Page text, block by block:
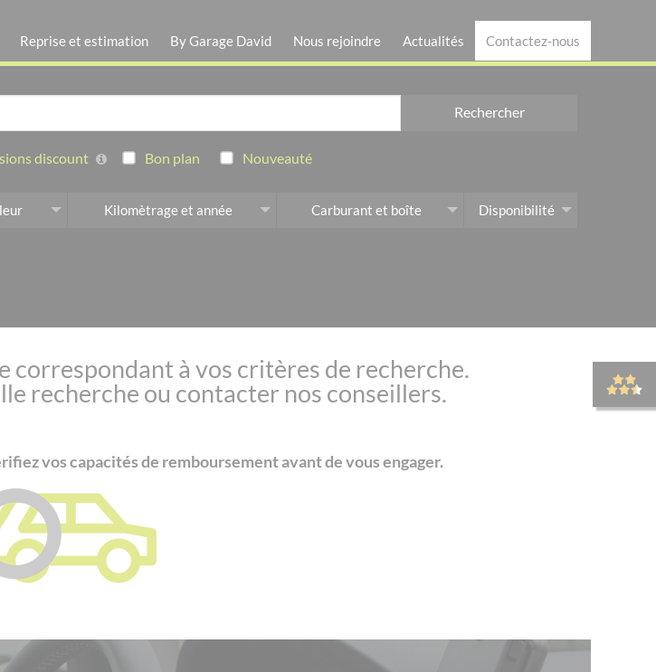
Reprise et estimation By Garage David Nous rejoindre Actualités Contactez-nous
Rechercher
discount Bon plan Nouveauté
Kilomètrage et année Carburant et boîte Disponibilité
correspondant à vos critères de recherche.
recherche ou contacter nos conseillers.
vos capacités de remboursement avant de vous engager.